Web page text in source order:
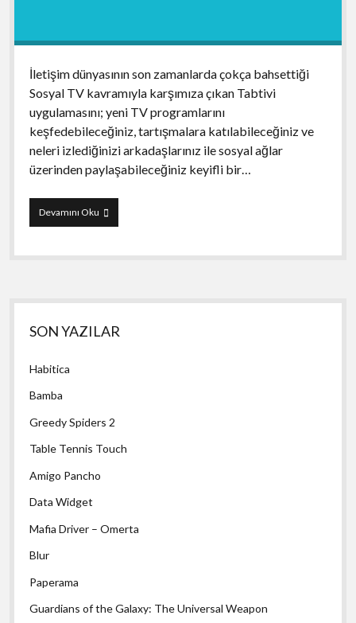
İletişim dünyasının son zamanlarda çokça bahsettiği
Sosyal TV kavramıyla karşımıza çıkan Tabtivi
uygulamasını; yeni TV programlarını
keşfedebileceğiniz, tartışmalara katılabileceğiniz ve
neleri izlediğinizi arkadaşlarınız ile sosyal ağlar
üzerinden paylaşabileceğiniz keyifli bir…
Devamını OkuTabtivi
Yan
Menü
SON YAZILAR
Habitica
Bamba
Greedy Spiders 2
Table Tennis Touch
Amigo Pancho
Data Widget
Mafia Driver – Omerta
Blur
Paperama
Guardians of the Galaxy: The Universal Weapon